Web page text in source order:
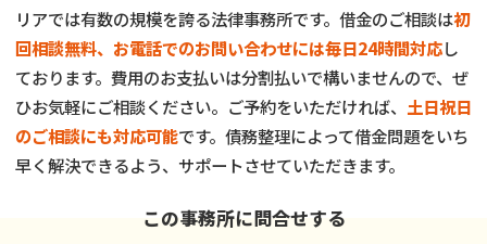
リアでは有数の規模を誇る法律事務所です。借金のご相談は初
回相談無料、お電話でのお問い合わせには毎日24時間対応し
ております。費用のお支払いは分割払いで構いませんので、ぜ
ひお気軽にご相談ください。ご予約をいただければ、 土日祝日
のご相談にも対応可能です。債務整理によって借金問題をいち
早く解決できるよう、サポートさせていただきます。
この事務所に問合せする